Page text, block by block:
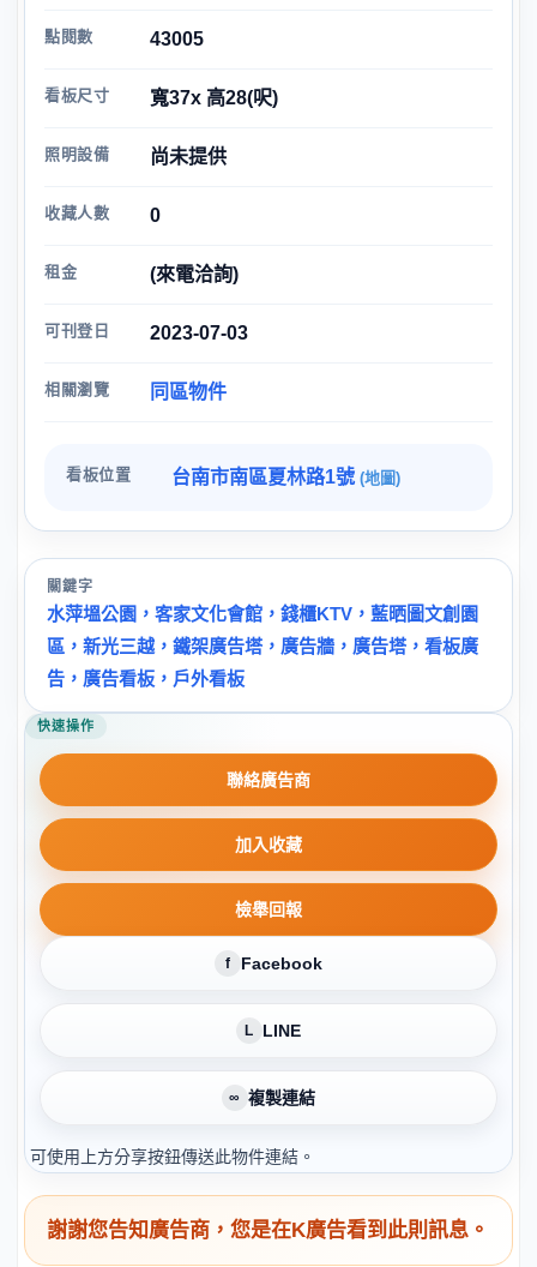
點閱數 43005
看板尺寸 寬37x 高28(呎)
照明設備 尚未提供
收藏人數 0
租金 (來電洽詢)
可刊登日 2023-07-03
相關瀏覽 同區物件
看板位置 台南市南區夏林路1號 (地圖)
關鍵字
水萍塭公園，客家文化會館，錢櫃KTV，藍晒圖文創園
區，新光三越，鐵架廣告塔，廣告牆，廣告塔，看板廣
告，廣告看板，戶外看板
快速操作
聯絡廣告商
加入收藏
檢舉回報
f Facebook
L LINE
∞ 複製連結
可使用上方分享按鈕傳送此物件連結。
謝謝您告知廣告商，您是在K廣告看到此則訊息。